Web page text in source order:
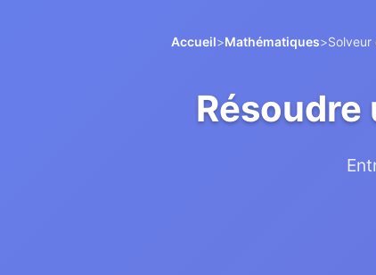
Accueil>Mathématiques>Solveur
Résoudre